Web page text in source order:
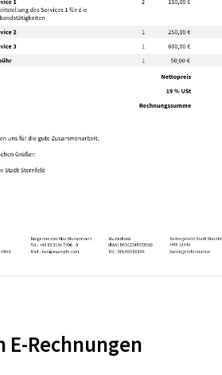
Rechnungen